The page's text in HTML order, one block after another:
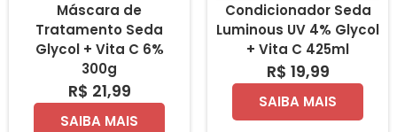
Máscara de
Tratamento Seda
Glycol + Vita C 6%
300g
R$ 21,99
SAIBA MAIS
Condicionador Seda
Luminous UV 4% Glycol
+ Vita C 425ml
R$ 19,99
SAIBA MAIS